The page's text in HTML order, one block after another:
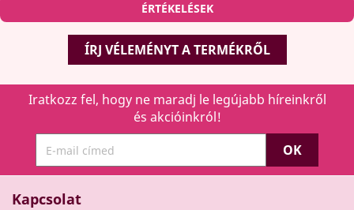
ÉRTÉKELÉSEK
ÍRJ VÉLEMÉNYT A TERMÉKRŐL
Iratkozz fel, hogy ne maradj le legújabb híreinkről
és akcióinkról!
Kapcsolat